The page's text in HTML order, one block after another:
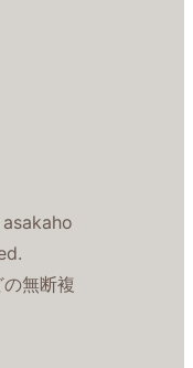
の無断複